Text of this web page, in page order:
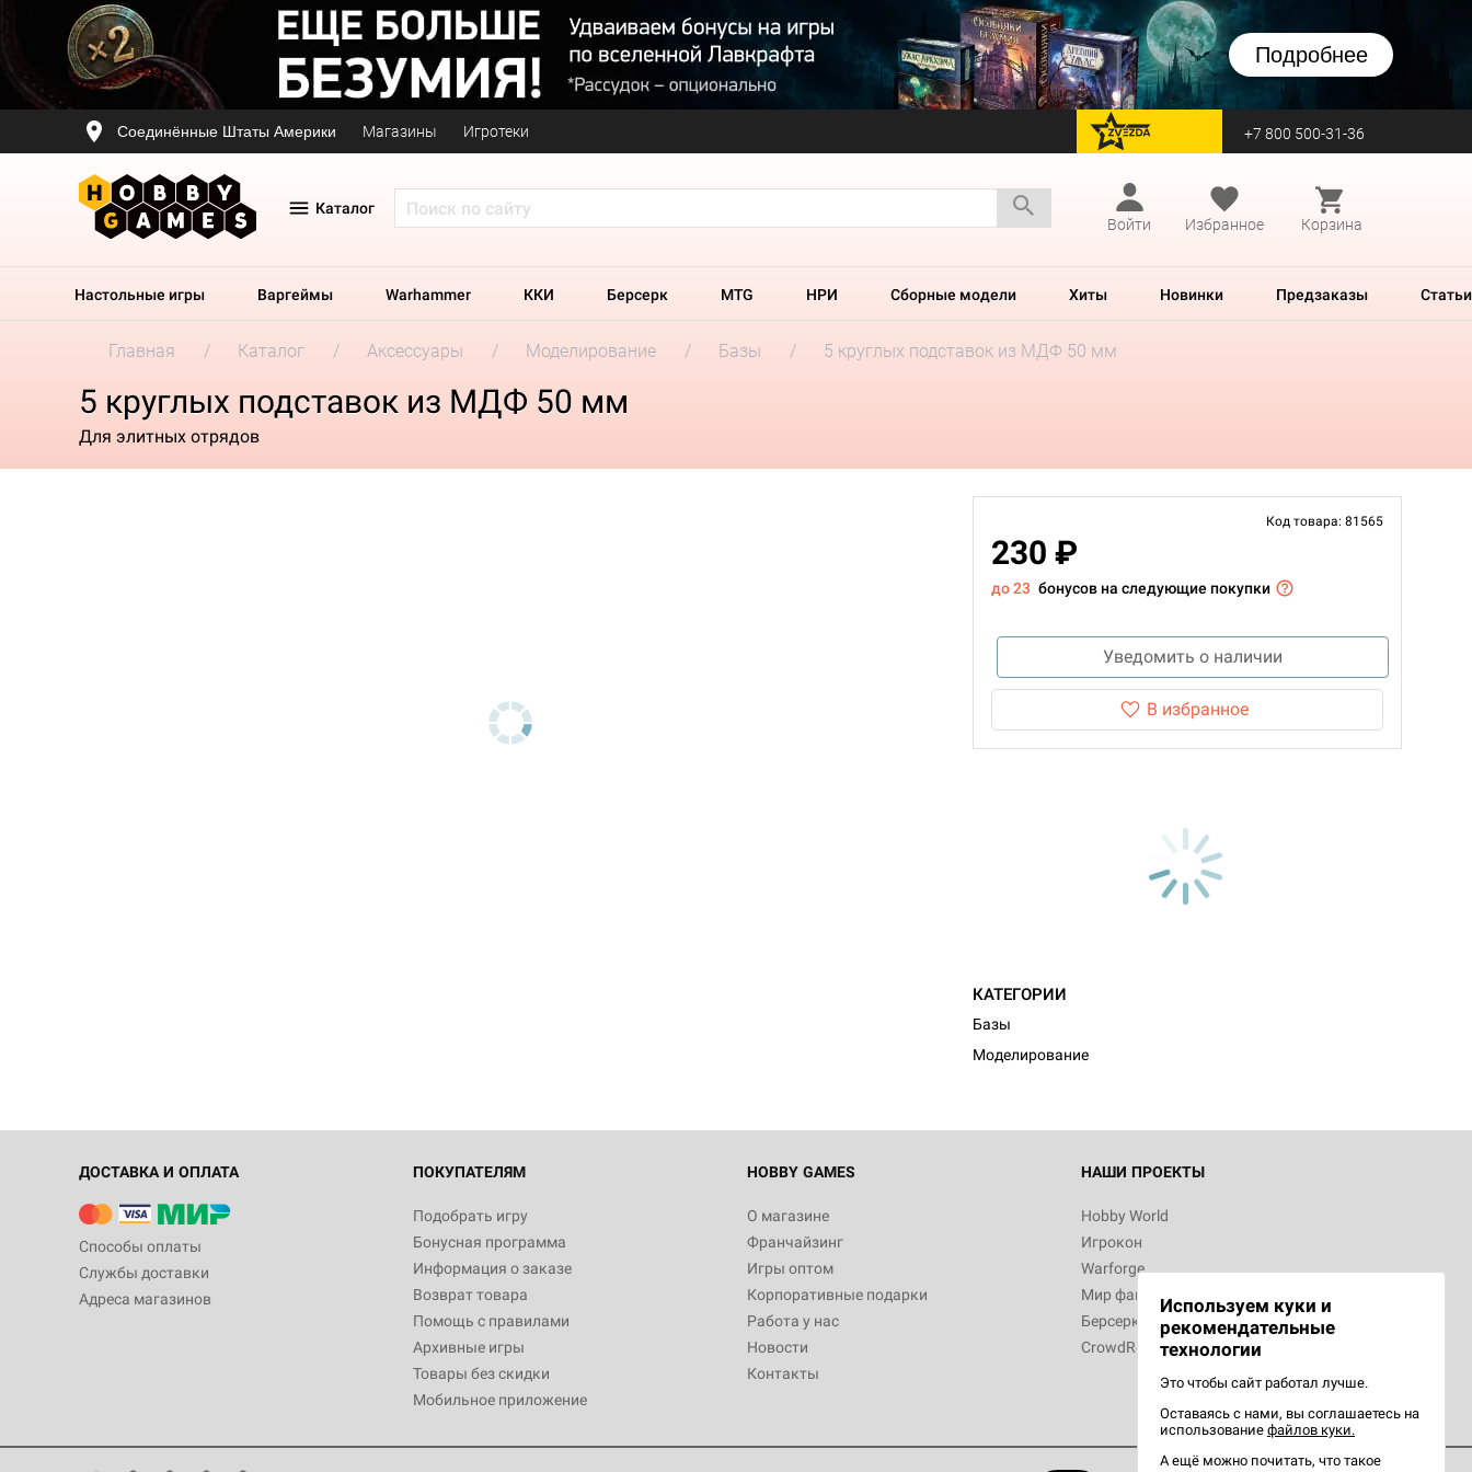
Подробнее
Соединённые Штаты Америки Магазины Игротеки перейти на Zvezda +7 800 500-31-36
Каталог
Войти
Избранное Корзина
Настольные игры Варгеймы Warhammer ККИ Берсерк MTG НРИ Сборные модели Хиты Новинки Предзаказы Статьи
Главная Каталог Аксессуары Моделирование Базы 5 круглых подставок из МДФ 50 мм
5 круглых подставок из МДФ 50 мм
Для элитных отрядов
Код товара: 81565
230 ₽
до 23 бонусов на следующие покупки
Уведомить о наличии
В избранное
КАТЕГОРИИ
Базы
Моделирование
ДОСТАВКА И ОПЛАТА
Способы оплаты
Службы доставки
Адреса магазинов
ПОКУПАТЕЛЯМ
Подобрать игру
Бонусная программа
Информация о заказе
Возврат товара
Помощь с правилами
Архивные игры
Товары без скидки
Мобильное приложение
HOBBY GAMES
О магазине
Франчайзинг
Игры оптом
Корпоративные подарки
Работа у нас
Новости
Контакты
НАШИ ПРОЕКТЫ
Hobby World
Игрокон
Warforge
Мир фантастики
Берсерк
CrowdRepublic
Используем куки и
рекомендательные
технологии
Это чтобы сайт работал лучше.
Оставаясь с нами, вы соглашаетесь на
использование файлов куки.
А ещё можно почитать, что такое